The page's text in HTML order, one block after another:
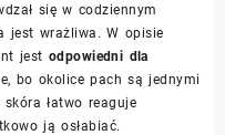
się w codziennym
jest wrażliwa. W opisie
jest odpowiedni dla
bo okolice pach są jednymi
łatwo reaguje
ją osłabiać.